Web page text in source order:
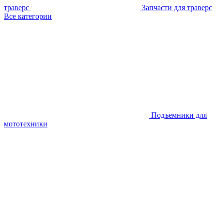
траверс
Запчасти для траверс
Все категории
Подъемники для
мототехники